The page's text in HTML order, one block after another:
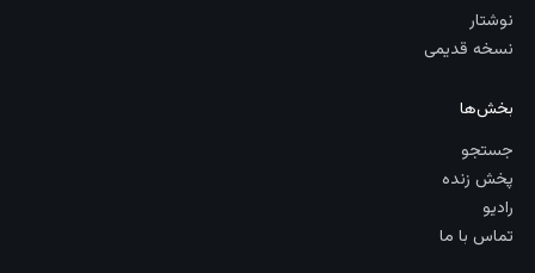
نوشتار
نسخه قدیمی
بخش‌ها
جستجو
پخش زنده
رادیو
تماس با ما